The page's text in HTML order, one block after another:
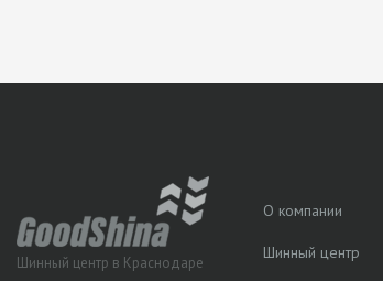
Шинный центр в Краснодаре
О компании
Шинный центр